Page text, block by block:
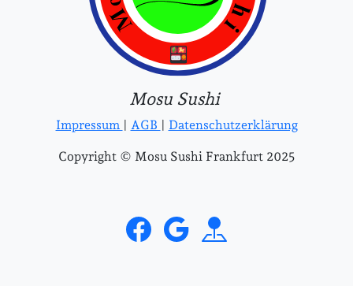
Mosu Sushi
Impressum | AGB | Datenschutzerklärung
Copyright © Mosu Sushi Frankfurt 2025